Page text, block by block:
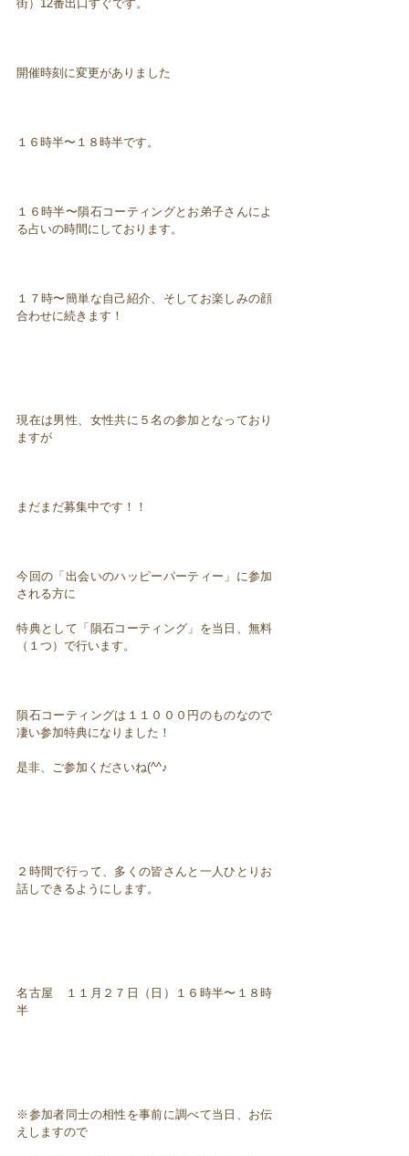
街）12番出口すぐです。
開催時刻に変更がありました
１６時半〜１８時半です。
１６時半〜隕石コーティングとお弟子さんによ
る占いの時間にしております。
１７時〜簡単な自己紹介、そしてお楽しみの顔
合わせに続きます！
現在は男性、女性共に５名の参加となっており
ますが
まだまだ募集中です！！
今回の「出会いのハッピーパーティー」に参加
される方に
特典として「隕石コーティング」を当日、無料
（１つ）で行います。
隕石コーティングは１１０００円のものなので
凄い参加特典になりました！
是非、ご参加くださいね(^^♪
２時間で行って、多くの皆さんと一人ひとりお
話しできるようにします。
名古屋 １１月２７日（日）１６時半〜１８時
半
※参加者同士の相性を事前に調べて当日、お伝
えしますので